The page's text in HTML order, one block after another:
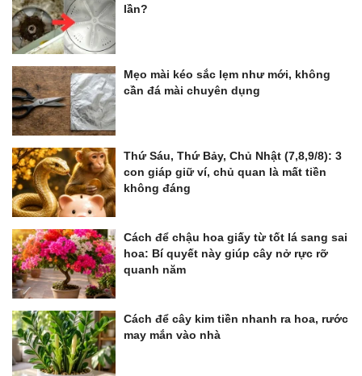
lần?
Mẹo mài kéo sắc lẹm như mới, không
cần đá mài chuyên dụng
Thứ Sáu, Thứ Bảy, Chủ Nhật (7,8,9/8): 3
con giáp giữ ví, chủ quan là mất tiền
không đáng
Cách để chậu hoa giấy từ tốt lá sang sai
hoa: Bí quyết này giúp cây nở rực rỡ
quanh năm
Cách để cây kim tiền nhanh ra hoa, rước
may mắn vào nhà